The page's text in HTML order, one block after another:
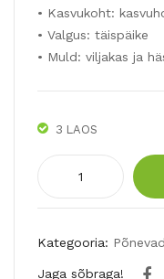
• Kasvukoht:
• Valgus: täispäike
• Muld: viljakas ja
3 LAOS
GROSSE
BLANCHE
kogus
Kategooria:
Jaga sõbraga!